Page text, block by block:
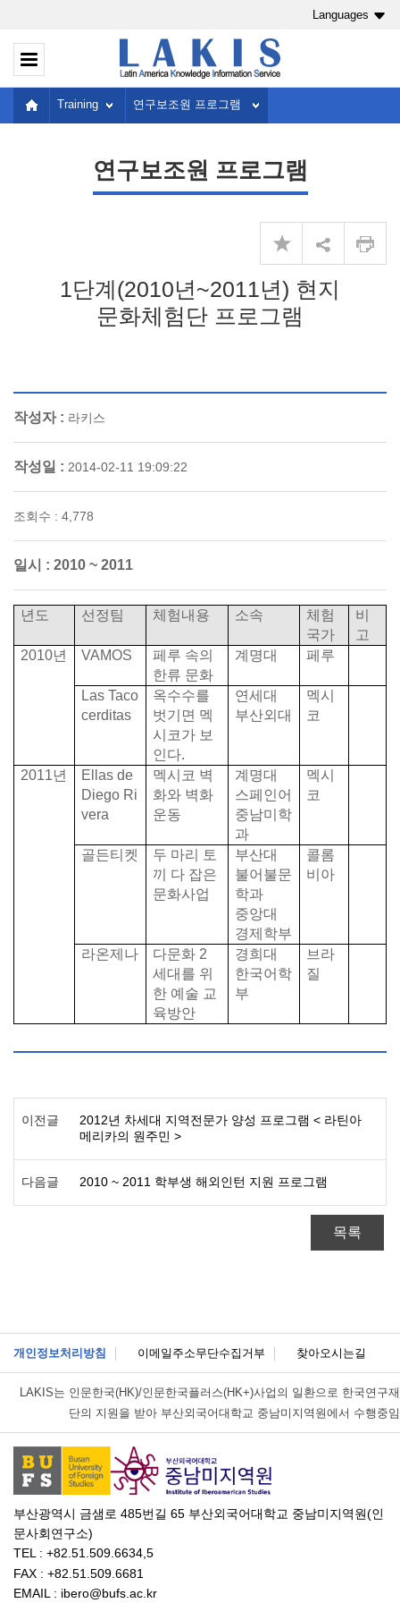
Languages
Training 연구보조원 프로그램
연구보조원 프로그램
1단계(2010년~2011년) 현지
문화체험단 프로그램
작성자 : 라키스
작성일 : 2014-02-11 19:09:22
조회수 : 4,778
일시 : 2010 ~ 2011
년도 선정팀 체험내용 소속
체험
국가
비
고
2010년 VAMOS
페루 속의
한류 문화
계명대 페루
Las Taco
cerditas
옥수수를
벗기면 멕
시코가 보
인다.
연세대
부산외대
멕시
코
2011년
Ellas de
Diego Ri
vera
멕시코 벽
화와 벽화
운동
계명대
스페인어
중남미학
과
멕시
코
골든티켓
두 마리 토
끼 다 잡은
문화사업
부산대
불어불문
학과
중앙대
경제학부
콜롬
비아
라온제나 다문화 2
세대를 위
한 예술 교
육방안
경희대
한국어학
부
브라
질
이전글
2012년 차세대 지역전문가 양성 프로그램 < 라틴아
메리카의 원주민 >
다음글 2010 ~ 2011 학부생 해외인턴 지원 프로그램
목록
개인정보처리방침 이메일주소무단수집거부 찾아오시는길
LAKIS는 인문한국(HK)/인문한국플러스(HK+)사업의 일환으로 한국연구재
단의 지원을 받아 부산외국어대학교 중남미지역원에서 수행중임
부산광역시 금샘로 485번길 65 부산외국어대학교 중남미지역원(인
문사회연구소)
TEL : +82.51.509.6634,5
FAX : +82.51.509.6681
EMAIL : ibero@bufs.ac.kr